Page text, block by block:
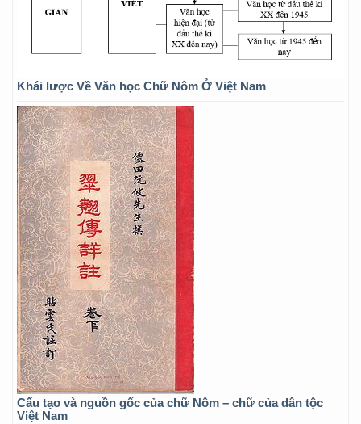
Khái lược Về Văn học Chữ Nôm Ở Việt Nam
Cấu tạo và nguồn gốc của chữ Nôm – chữ của dân tộc
Việt Nam